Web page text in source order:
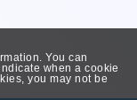
You can
when a cookie
you may not be